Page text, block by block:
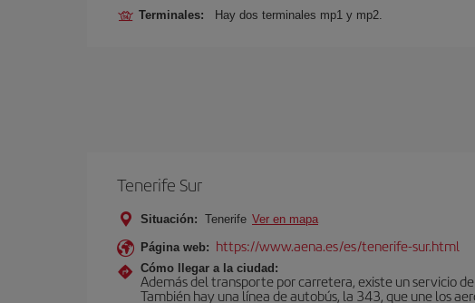
Terminales: Hay dos terminales mp1 y mp2.
Tenerife Sur
Situación: Tenerife Ver en mapa
Página web: https://www.aena.es/es/tenerife-sur.html
Cómo llegar a la ciudad:
Además del transporte por carretera, existe un servicio
También hay una línea de autobús, la 343, que une los